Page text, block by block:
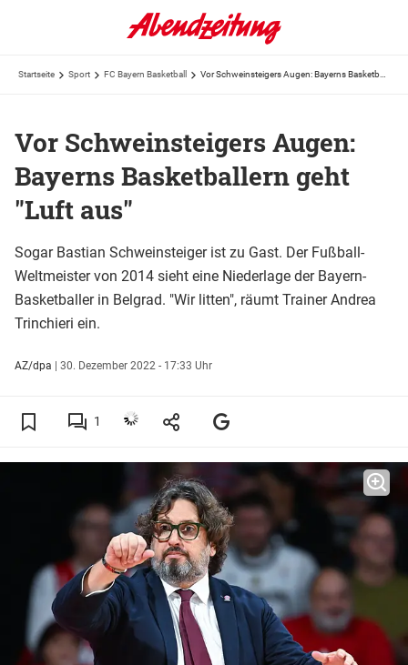
Startseite Sport FC Bayern Basketball
Vor Schweinsteigers Augen:
Bayerns Basketballern geht
"Luft aus"
Sogar Bastian Schweinsteiger ist zu Gast. Der Fußball-
Weltmeister von 2014 sieht eine Niederlage der Bayern-
Basketballer in Belgrad. "Wir litten", räumt Trainer Andrea
Trinchieri ein.
AZ/dpa | 30. Dezember 2022 - 17:33 Uhr
1